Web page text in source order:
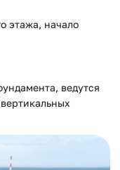
этажа, начало
ведутся